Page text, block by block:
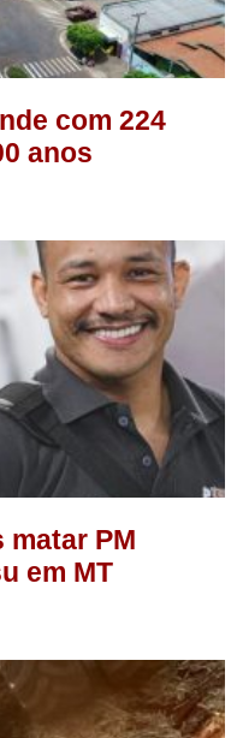
com 224
anos
matar PM
em MT